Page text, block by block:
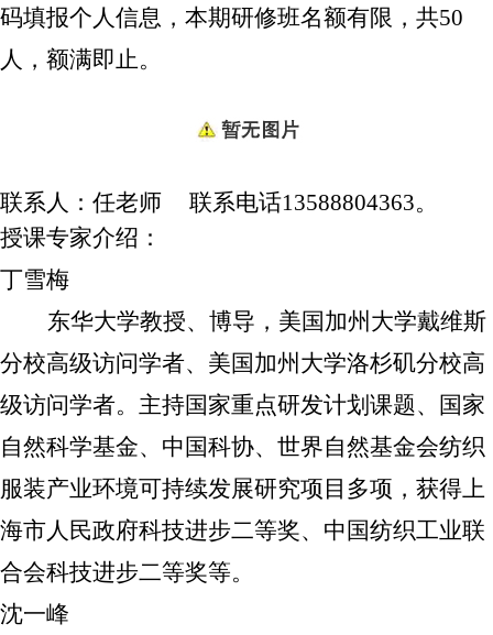
码填报个人信息，本期研修班名额有限，共50
人，额满即止。
联系人： 任老师 联系电话13588804363。
授课专家介绍：
丁雪梅
东华大学教授、博导，美国加州大学戴维斯
分校高级访问学者、美国加州大学洛杉矶分校高
级访问学者。主持国家重点研发计划课题、国家
自然科学基金、中国科协、世界自然基金会纺织
服装产业环境可持续发展研究项目多项，获得上
海市人民政府科技进步二等奖、中国纺织工业联
合会科技进步二等奖等。
沈一峰